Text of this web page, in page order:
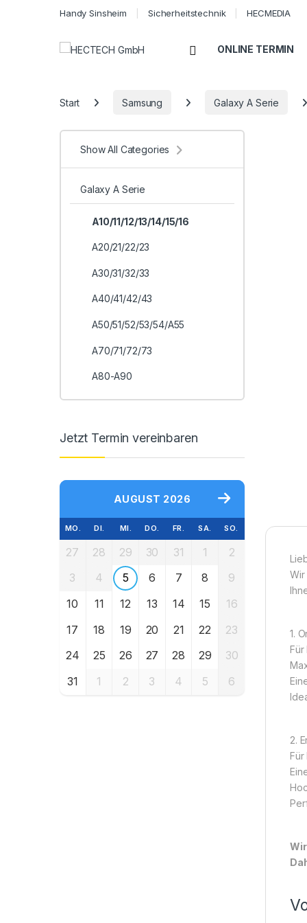
Handy Sinsheim Sicherheitstechnik HECMEDIA
Open ONLINE TERMIN
Start Samsung Galaxy A Serie
Wir
1.
Für
2.
Für
Show All Categories
Galaxy A Serie
A10/11/12/13/14/15/16
A20/21/22/23
A30/31/32/33
A40/41/42/43
A50/51/52/53/54/A55
A70/71/72/73
A80-A90
Jetzt Termin vereinbaren
AUGUST 2026
MO. DI. MI. DO. FR. SA. SO.
27 28 29 30 31 1
2
3
4 5 6 7 8
9
10
11 12 13 14 15
16
17
18 19 20 21 22
23
24
25 26 27 28 29
30
31
1 2 3 4 5 6